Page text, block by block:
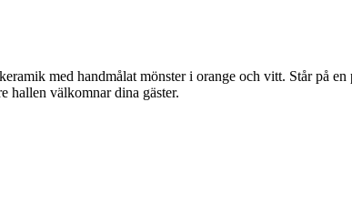
med handmålat mönster i orange och vitt. Står på
hallen välkomnar dina gäster.